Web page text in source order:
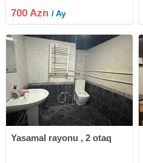
57 m² Otaq sayı: 2 otaq Təmir: Tam
təmirli Təchizat: Tam əşyalı və
700 Azn/ Ay
Yasamal rayonu , 2 otaq